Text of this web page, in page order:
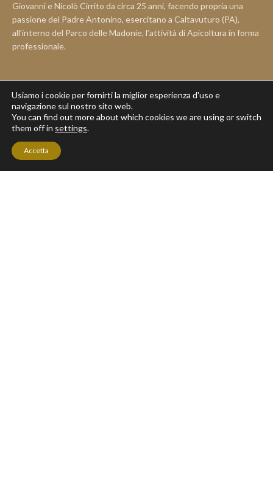
BOX MIELE 6 X 400G CON SPEDIZIONE
Giovanni e Nicolò Cirrito da circa 25 anni, facendo propria una
passione del Padre Antonino, esercitano a Caltavuturo (PA),
all’interno del Parco delle Madonie, l’attività di Apicoltura in forma
professionale.
Fa parte del Presidio Slow Food “Ape Nera Siciliana”. È tra i soci
ShopHome
My account
Cart
Usiamo i cookie per fornirti la miglior esperienza d'uso e
navigazione sul nostro sito web.
You can find out more about which cookies we are using or switch
them off in settings.
Accetta